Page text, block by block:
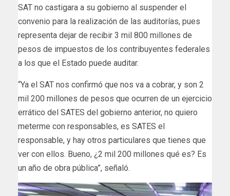
SAT no castigara a su gobierno al suspender el
convenio para la realización de las auditorías, pues
representa dejar de recibir 3 mil 800 millones de
pesos de impuestos de los contribuyentes federales
a los que el Estado puede auditar.
“Ya el SAT nos confirmó que nos va a cobrar, y son 2
mil 200 millones de pesos que ocurren de un ejercicio
errático del SATES del gobierno anterior, no quiero
meterme con responsables, es SATES el
responsable, y hay otros particulares que tienes que
ver con ellos. Bueno, ¿2 mil 200 millones qué es? Es
un año de obra pública”, señaló.